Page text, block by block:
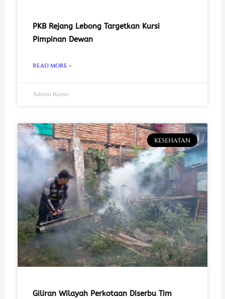
PKB Rejang Lebong Targetkan Kursi
Pimpinan Dewan
READ MORE »
Admin Keme
KESEHATAN
Giliran Wilayah Perkotaan Diserbu Tim